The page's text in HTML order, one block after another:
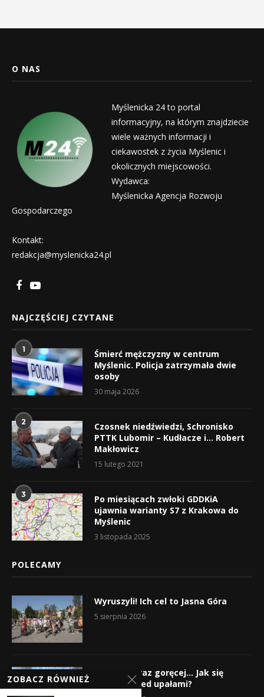
O NAS
Myślenicka 24 to portal
informacyjny, na którym znajdziecie
wiele ważnych informacji i
ciekawostek z życia Myślenic i
okolicznych miejscowości.
Wydawca:
Myślenicka Agencja Rozwoju
Gospodarczego
Kontakt:
redakcja@myslenicka24.pl
NAJCZĘŚCIEJ CZYTANE
1
Śmierć mężczyzny w centrum
Myślenic. Policja zatrzymała dwie
osoby
30 maja 2026
2
Czosnek niedźwiedzi, Schronisko
PTTK Lubomir – Kudłacze i… Robert
Makłowicz
15 lutego 2021
3
Po miesiącach zwłoki GDDKiA
ujawnia warianty S7 z Krakowa do
Myślenic
3 listopada 2025
POLECAMY
Wyruszyli! Ich cel to Jasna Góra
5 sierpnia 2026
Gorąco, coraz goręcej… Jak się
chronić przed upałami?
ZOBACZ RÓWNIEŻ